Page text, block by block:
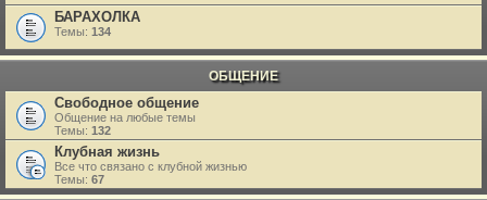
БАРАХОЛКА
Темы: 134
ОБЩЕНИЕ
Свободное общение
Общение на любые темы
Темы: 132
Клубная жизнь
Все что связано с клубной жизнью
Темы: 67